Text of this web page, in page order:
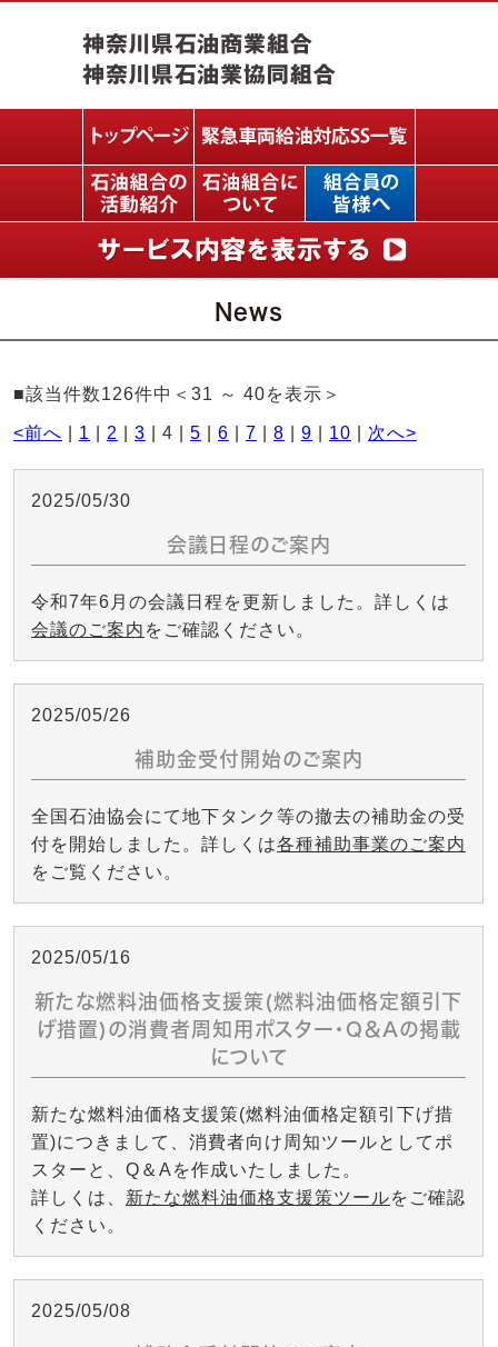
News
■該当件数126件中＜31 ～ 40を表示＞
<前へ 1 2 3 | 4 | 5 6 7 8 9 10 次へ>
2025/05/30
会議日程のご案内
令和7年6月の会議日程を更新しました。詳しくは
会議のご案内 をご確認ください。
2025/05/26
補助金受付開始のご案内
全国石油協会にて地下タンク等の撤去の補助金の受
付を開始しました。詳しくは各種補助事業のご案内
をご覧ください。
2025/05/16
新たな燃料油価格支援策(燃料油価格定額引下
げ措置)の消費者周知用ポスター・Q＆Aの掲載
について
新たな燃料油価格支援策(燃料油価格定額引下げ措
置)につきまして、消費者向け周知ツールとしてポ
スターと、Q＆Aを作成いたしました。
詳しくは、 新たな燃料油価格支援策ツールをご確認
ください。
2025/05/08